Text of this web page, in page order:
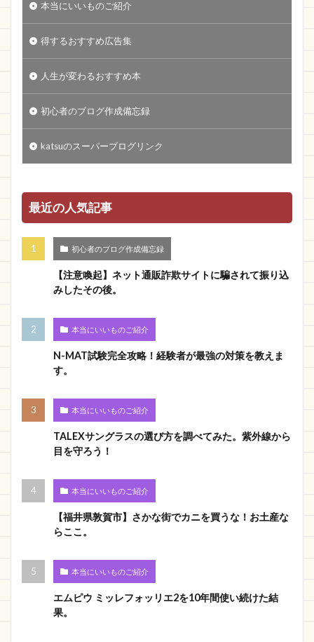
本当にいいものご紹介
得するおすすめ広告集
人生が変わるおすすめ本
初心者のブログ作成備忘録
katsuのスーパーブログリンク
最近の人気記事
初心者のブログ作成備忘録
【注意喚起】ネット通販詐欺サイトに騙されて振り込
みしたその後。
本当にいいものご紹介
N-MAT試験完全攻略！経験者が最強の対策を教えま
す。
本当にいいものご紹介
TALEXサングラスの選び方を調べてみた。紫外線から
目を守ろう！
本当にいいものご紹介
【福井県敦賀市】さかな街でカニを買うな！お土産な
らここ。
本当にいいものご紹介
エムピウ ミッレフォッリエ2を10年間使い続けた結
果。